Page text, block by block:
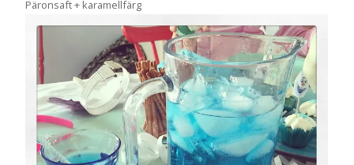
Päronsaft + karamellfärg